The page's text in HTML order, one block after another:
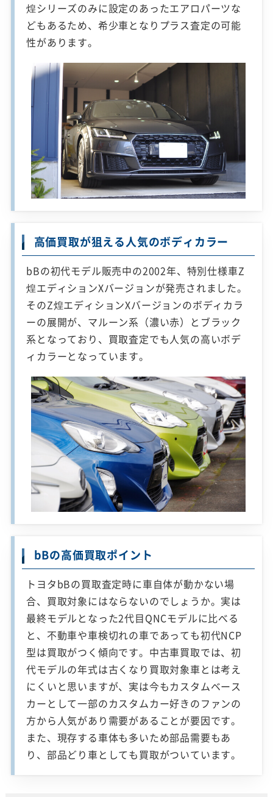
煌シリーズのみに設定のあったエアロパーツな
どもあるため、希少車となりプラス査定の可能
性があります。
高価買取が狙える人気のボディカラー
bBの初代モデル販売中の2002年、特別仕様車Z
煌エディションXバージョンが発売されました。
そのZ煌エディションXバージョンのボディカラ
ーの展開が、マルーン系（濃い赤）とブラック
系となっており、買取査定でも人気の高いボデ
ィカラーとなっています。
bBの高価買取ポイント
トヨタbBの買取査定時に車自体が動かない場
合、買取対象にはならないのでしょうか。実は
最終モデルとなった2代目QNCモデルに比べる
と、不動車や車検切れの車であっても初代NCP
型は買取がつく傾向です。中古車買取では、初
代モデルの年式は古くなり買取対象車とは考え
にくいと思いますが、実は今もカスタムベース
カーとして一部のカスタムカー好きのファンの
方から人気があり需要があることが要因です。
また、現存する車体も多いため部品需要もあ
り、部品どり車としても買取がついています。